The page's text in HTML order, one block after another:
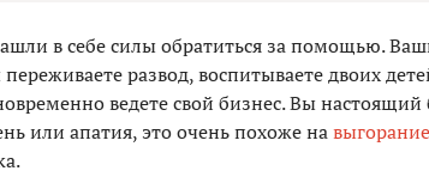
в себе силы обратиться за помощью.
развод, воспитываете двоих
ведете свой бизнес. Вы
или апатия, это очень похоже навыгорание